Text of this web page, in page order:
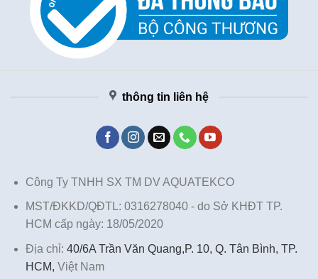
thông tin liên hệ
Công Ty TNHH SX TM DV AQUATEKCO
MST/ĐKKD/QĐTL: 0316278040 - do Sở KHĐT TP.
HCM cấp ngày: 18/05/2020
Địa chỉ: 40/6A Trần Văn Quang,P. 10, Q. Tân Bình, TP.
HCM, Việt Nam